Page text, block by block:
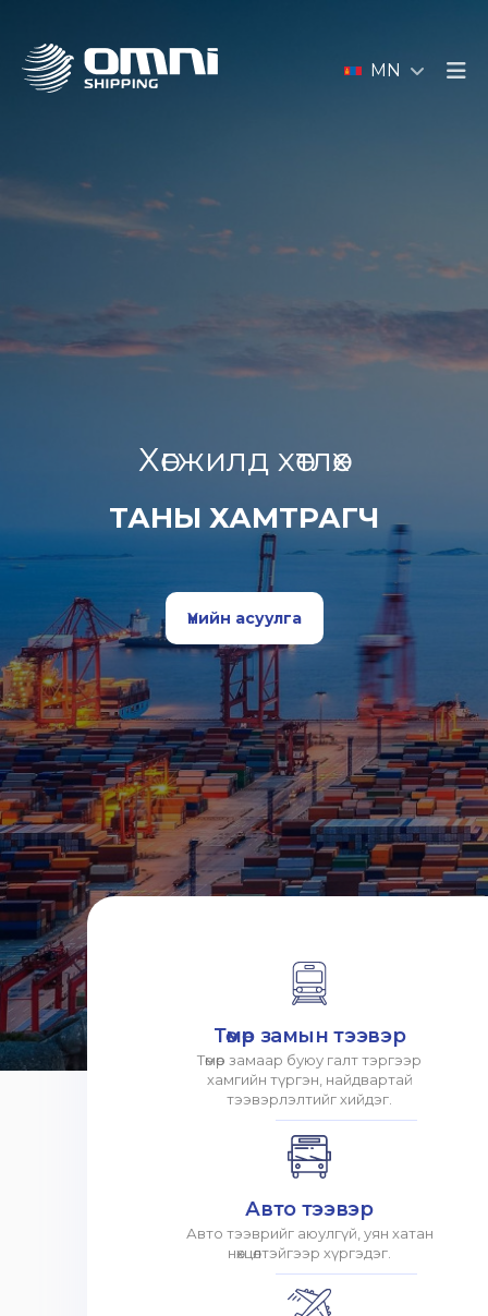
MN
Хөгжилд хөтлөх
ТАНЫ ХАМТРАГЧ
Үнийн асуулга
Төмөр замын тээвэр
Төмөр замаар буюу галт тэргээр
хамгийн түргэн, найдвартай
тээвэрлэлтийг хийдэг.
Авто тээвэр
Авто тээврийг аюулгүй, уян хатан
нөхцөлтэйгээр хүргэдэг.